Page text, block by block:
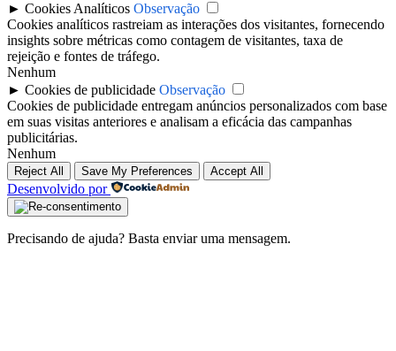
► Cookies Analíticos Observação
Cookies analíticos rastreiam as interações dos visitantes, fornecendo
insights sobre métricas como contagem de visitantes, taxa de
rejeição e fontes de tráfego.
Nenhum
► Cookies de publicidade Observação
Cookies de publicidade entregam anúncios personalizados com base
em suas visitas anteriores e analisam a eficácia das campanhas
publicitárias.
Nenhum
Reject All Save My Preferences Accept All
Desenvolvido por
Precisando de ajuda? Basta enviar uma mensagem.